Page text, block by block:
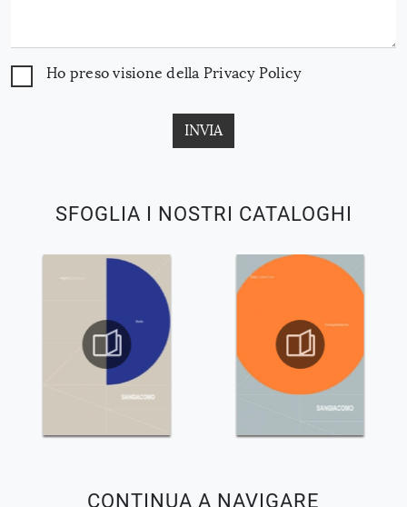
SFOGLIA I NOSTRI CATALOGHI
CONTINUA A NAVIGARE
Ho preso visione della Privacy Policy
INVIA